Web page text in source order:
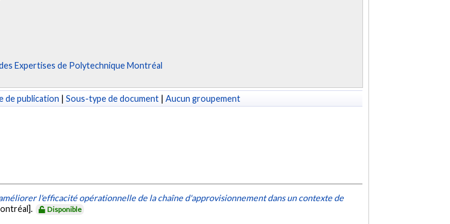
Expertises de Polytechnique Montréal
de publication | Sous-type de document | Aucun groupement
l'efficacité opérationnelle de la chaîne d'approvisionnement dans un contexte de
Disponible